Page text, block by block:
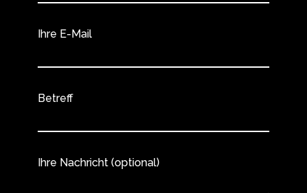
Ihre E-Mail
Betreff
Ihre Nachricht (optional)